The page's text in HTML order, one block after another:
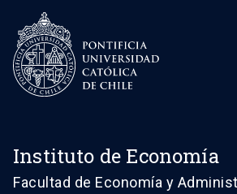
Instituto de Economía
Facultad de Economía y